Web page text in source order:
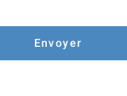
Envoyer